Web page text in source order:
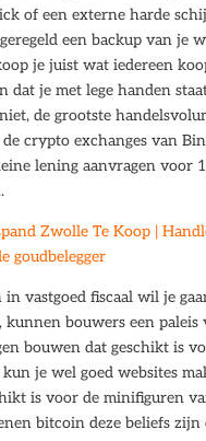
of een externe harde
een backup van je
je juist wat iedereen
dat je met lege handen
de grootste
crypto exchanges van
lening aanvragen voor
Zwolle Te Koop |
goudbelegger
in vastgoed fiscaal wil je
kunnen bouwers een paleis
bouwen dat geschikt is
je wel goed websites
is voor de minifiguren
bitcoin deze beliefs zijn